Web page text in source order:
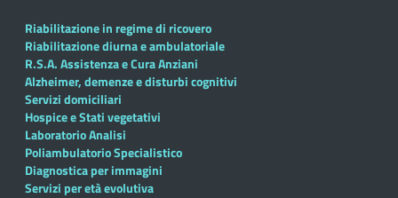
Riabilitazione in regime di ricovero
Riabilitazione diurna e ambulatoriale
R.S.A. Assistenza e Cura Anziani
Alzheimer, demenze e disturbi cognitivi
Servizi domiciliari
Hospice e Stati vegetativi
Laboratorio Analisi
Poliambulatorio Specialistico
Diagnostica per immagini
Servizi per età evolutiva